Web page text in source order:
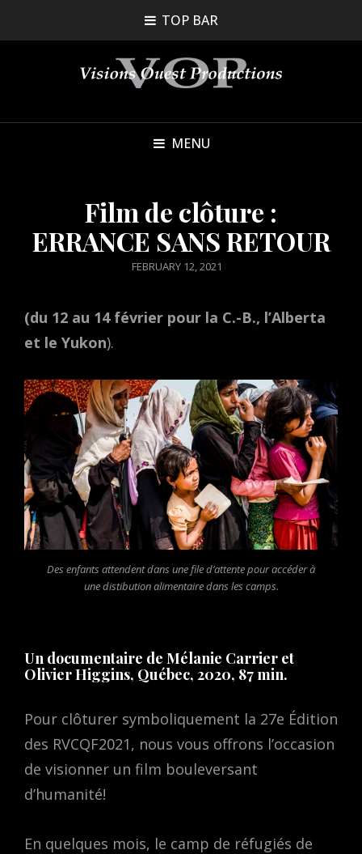
TOP BAR
MENU
Film de clôture :
ERRANCE SANS RETOUR
POSTED
FEBRUARY 12, 2021
(du 12 au 14 février pour la C.-B., l’Alberta
et le Yukon).
Des enfants attendent dans une file d’attente pour accéder à
une distibution alimentaire dans les camps.
Un documentaire de Mélanie Carrier et
Olivier Higgins, Québec, 2020, 87 min.
Pour clôturer symboliquement la 27e Édition
des RVCQF2021, nous vous offrons l’occasion
de visionner un film bouleversant
d’humanité!
En quelques mois, le camp de réfugiés de